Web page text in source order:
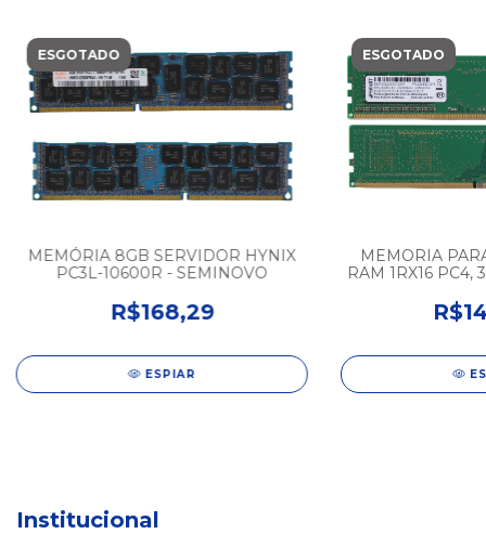
ESGOTADO
MEMÓRIA 8GB SERVIDOR HYNIX
PC3L-10600R - SEMINOVO
R$168,29
ESPIAR
ESGOTADO
MEMORIA
RAM 1RX16
Institucional